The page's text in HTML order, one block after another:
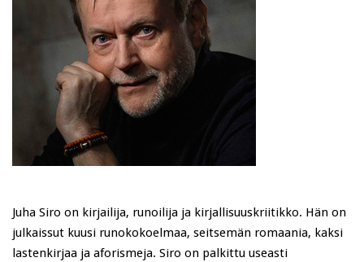
Juha Siro on kirjailija, runoilija ja kirjallisuuskriitikko. Hän on
julkaissut kuusi runokokoelmaa, seitsemän romaania, kaksi
lastenkirjaa ja aforismeja. Siro on palkittu useasti